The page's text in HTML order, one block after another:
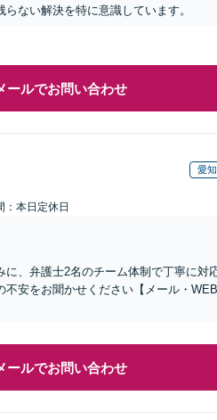
ない解決を特に意識しています。
ールでお問い合わせ
愛
：本日定休日
に、弁護士2名のチーム体制で丁寧に対
安をお聞かせください【メール・WEB
ールでお問い合わせ